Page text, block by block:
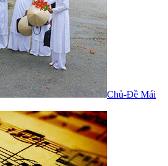
Chủ-Đề Mái